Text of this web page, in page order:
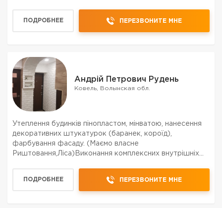
ПОДРОБНЕЕ ПЕРЕЗВОНИТЕ МНЕ
Андрій Петрович Рудень
Ковель, Волынская обл.
Утеплення будинків пінопластом, мінватою, нанесення
декоративних штукатурок (баранек, короїд),
фарбування фасаду. (Маємо власне
Риштовання,Ліса)Виконання комплексних внутрішніх
підвіконня, Настилання ла...
ПОДРОБНЕЕ ПЕРЕЗВОНИТЕ МНЕ